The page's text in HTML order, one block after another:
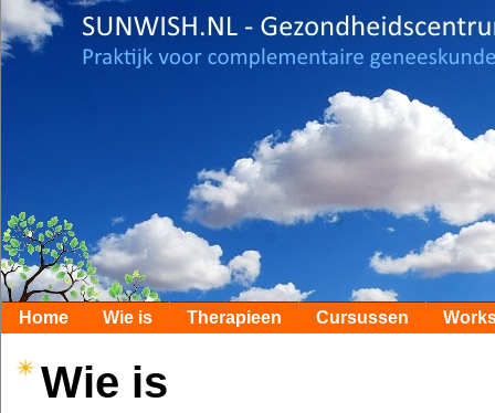
Home Wie is Therapieen Cursussen
Wie is